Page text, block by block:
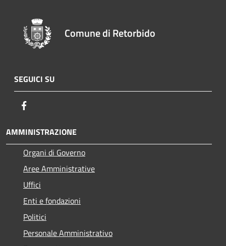
Comune di Retorbido
SEGUICI SU
AMMINISTRAZIONE
Organi di Governo
Aree Amministrative
Uffici
Enti e fondazioni
Politici
Personale Amministrativo